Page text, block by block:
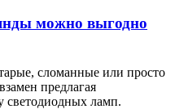
можно выгодно
сломанные или просто
предлагая
светодиодных ламп.